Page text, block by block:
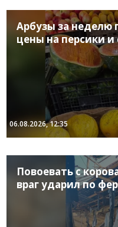
Арбузы за неделю
цены на персики и
06.08.2026, 12:35
Повоевать с
враг ударил по